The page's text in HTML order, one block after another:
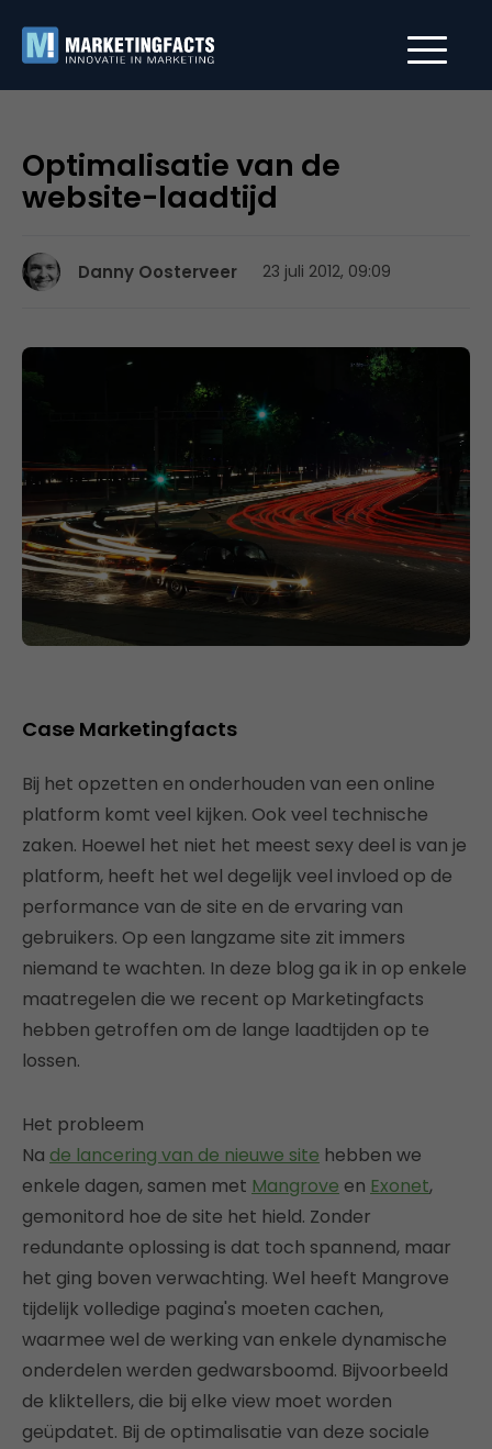
Optimalisatie van de
website-laadtijd
Danny Oosterveer 23 juli 2012, 09:09
Case Marketingfacts
Bij het opzetten en onderhouden van een online
platform komt veel kijken. Ook veel technische
zaken. Hoewel het niet het meest sexy deel is van je
platform, heeft het wel degelijk veel invloed op de
performance van de site en de ervaring van
gebruikers. Op een langzame site zit immers
niemand te wachten. In deze blog ga ik in op enkele
maatregelen die we recent op Marketingfacts
hebben getroffen om de lange laadtijden op te
lossen.
Het probleem
Na de lancering van de nieuwe site hebben we
enkele dagen, samen met Mangrove en Exonet,
gemonitord hoe de site het hield. Zonder
redundante oplossing is dat toch spannend, maar
het ging boven verwachting. Wel heeft Mangrove
tijdelijk volledige pagina's moeten cachen,
waarmee wel de werking van enkele dynamische
onderdelen werden gedwarsboomd. Bijvoorbeeld
de kliktellers, die bij elke view moet worden
geüpdatet. Bij de optimalisatie van deze sociale